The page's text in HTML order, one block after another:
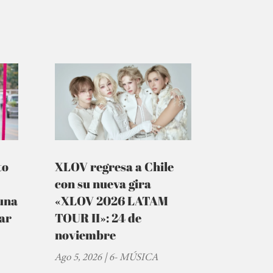
XLOV regresa a Chile
con su nueva gira
«XLOV 2026 LATAM
TOUR II»: 24 de
noviembre
Ago 5, 2026|6- MÚSICA